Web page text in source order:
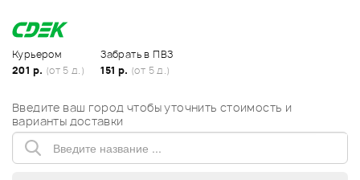
Курьером
201 р. (от 5 д.)
Забрать в ПВЗ
151 р. (от 5 д.)
Введите ваш город чтобы уточнить стоимость и
варианты доставки